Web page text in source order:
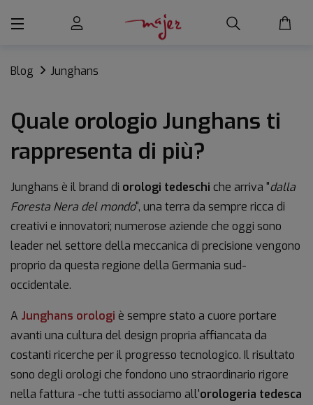
Blog Junghans
Quale orologio Junghans ti
rappresenta di più?
Junghans è il brand di orologi tedeschi che arriva "dalla
Foresta Nera del mondo", una terra da sempre ricca di
creativi e innovatori; numerose aziende che oggi sono
leader nel settore della meccanica di precisione vengono
proprio da questa regione della Germania sud-
occidentale.
A Junghans orologi è sempre stato a cuore portare
avanti una cultura del design propria affiancata da
costanti ricerche per il progresso tecnologico. Il risultato
sono degli orologi che fondono uno straordinario rigore
nella fattura -che tutti associamo all'orologeria tedesca